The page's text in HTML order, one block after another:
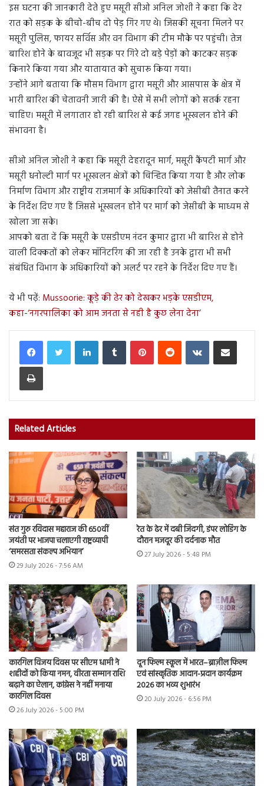
इस घटना की जानकारी देते हुए मसूरी सीओ अनिल जोशी ने कहा कि देर
रात को सड़क के बीचो-बीच दो पेड़ गिर गए थे। जिसकी सूचना मिलने पर
मसूरी पुलिस, फायर सर्विस और वन विभाग की टीम मौके पर पहुंची। तेज
बारिश होने के बावजूद भी सड़क पर गिरे दो बड़े पेड़ों को काटकर सड़क
किनारे किया गया और यातायात को सुचारू किया गया।
उन्होंने आगे बताया कि मौसम विभाग द्वारा मसूरी और आसपास के क्षेत्र में
भारी बारिश की चेतावनी जारी की है। ऐसे में सभी लोगों को सतर्क रहना
चाहिए। मसूरी में लगातार हो रही बारिश से कई जगह भूस्खलन होने की
संभावना है।
सीओ अनिल जोशी ने कहा कि मसूरी देहरादून मार्ग, मसूरी कैंपटी मार्ग और
मसूरी धनोल्टी मार्ग पर भूस्खलन क्षेत्रों को चिन्हित किया गया है और लोक
निर्माण विभाग और राष्ट्रीय राजमार्ग के अधिकारियों को जेसीबी तैनात करने
के निर्देश दिए गए हैं जिससे भूस्खलन होने पर मार्ग को जेसीबी के माध्यम से
खोला जा सके।
आपको बता दें कि मसूरी के एसडीएम नंदन कुमार द्वारा भी बारिश से होने
वाली दिक्कतों को लेकर मॉनिटरिंग की जा रही है उनके द्वारा भी सभी
संबंधित विभाग के अधिकारियों को अलर्ट पर रहने के निर्देश दिए गए हैं।
ये भी पढ़ें: Mussoorie: कूड़े की ढेर को देखकर भड़के एसडीएम,
कहा-‘नगरपालिका को आम जनता से नही है कुछ लेना देना’
LinkedInTumblr PinterestReddit VKontakteShare via Email
Print
Related Articles
संत गुरु रविदास महाराज की 650वीं
जयंती पर भाजपा चलाएगी राष्ट्रव्यापी
‘समरसता संकल्प अभियान’
29 July 2026 - 7:56 AM
रेत के ढेर में दबी जिंदगी, डंपर लोडिंग के
दौरान मजदूर की दर्दनाक मौत
27 July 2026 - 5:48 PM
कारगिल विजय दिवस पर सीएम धामी ने
शहीदों को किया नमन, वीरता सम्मान राशि
बढ़ाने का ऐलान, कांग्रेस ने नहीं मनाया
कारगिल दिवस
26 July 2026 - 5:00 PM
दून फिल्म स्कूल में भारत–ब्राज़ील फिल्म
एवं सांस्कृतिक आदान-प्रदान कार्यक्रम
2026 का भव्य शुभारंभ
20 July 2026 - 6:56 PM